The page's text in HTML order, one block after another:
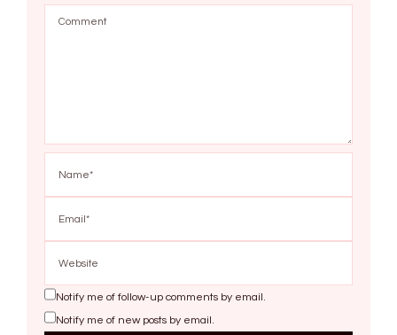
Notify me of follow-up comments by email.
Notify me of new posts by email.